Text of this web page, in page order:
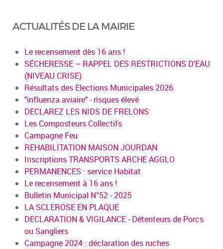
ACTUALITÉS DE LA MAIRIE
Le recensement dès 16 ans !
SÉCHERESSE – RAPPEL DES RESTRICTIONS D'EAU
(NIVEAU CRISE)
Résultats des Elections Municipales 2026
"influenza aviaire" - risques élevé
DECLAREZ LES NIDS DE FRELONS
Les Composteurs Collectifs
Campagne Feu
REHABILITATION MAISON JOURDAN
Inscriptions TRANSPORTS ARCHE AGGLO
PERMANENCES : service Habitat
Le recensement à 16 ans !
Bulletin Municipal N°52 - 2025
LA SCLEROSE EN PLAQUE
DECLARATION & VIGILANCE - Détenteurs de Porcs
ou Sangliers
Campagne 2024 : déclaration des ruches